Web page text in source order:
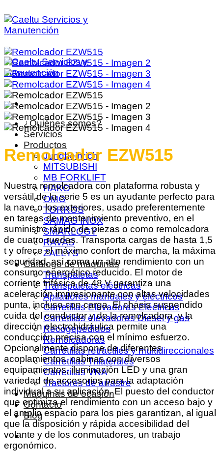
al
contenido
¿Quiénes somos?
Servicios
Productos
Jungheinrich
MITSUBISHI
MB FORKLIFT
HAKO
OMG
TORROS
SAMAG INOX
SMARLOGY
RAVAS
ZALLYS
Catálogo de máquinas
Transpaletas
Transpaletas eléctricas
Apiladores manuales y eléctricos
Carretillas Elevadoras Eléctricas
Carretillas elevadoras Diesel y gas
Recogepedidos
Remolcadoras
Carretillas retráctiles y multidireccionales
Carretillas Trilaterales
Carretillas VNA
Tractores de arrastre
Máquinas de ocasión
Contacto
Blog
Remolcador EZW515
Nuestra remolcadora con plataforma robusta y
versátil de la serie 5 es un ayudante perfecto para
la nave o los exteriores, usado preferentemente
en tareas de mantenimiento preventivo, en el
suministro rápido de piezas o como remolcadora
de cuatro ruedas. Transporta cargas de hasta 1,5
t y ofrece el máximo confort de marcha, la máxima
seguridad, así como un alto rendimiento con un
consumo energético reducido. El motor de
corriente trifásica de 48 V garantiza una
aceleración impresionante con altas velocidades
punta, incluso con carga. El chasis suspendido
cuida del conductor y de la remolcadora, y la
dirección electrohidráulica permite una
conducción precisa con el mínimo esfuerzo.
Opcionalmente dispone de diferentes
acoplamientos, cabinas con diversos
equipamientos, iluminación LED y una gran
variedad de accesorios para la adaptación
individual a su aplicación. El puesto del conductor
que optimiza el rendimiento con un acceso bajo y
el amplio espacio para los pies garantizan, al igual
que la disposición y rápida accesibilidad del
volante y de los conmutadores, un trabajo
ergonómico.